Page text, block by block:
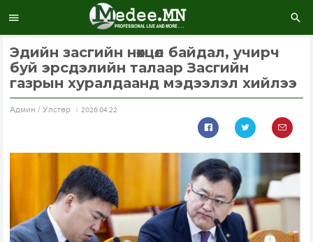
Эдийн засгийн нөхцөл байдал, учирч
буй эрсдэлийн талаар Засгийн
газрын хуралдаанд мэдээлэл хийлээ
Aдмин / Улстөр 2026.04.22